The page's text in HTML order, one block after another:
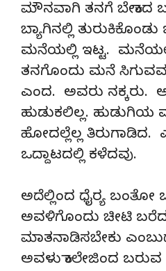
ಮೌನವಾಗಿ ತನಗೆ ಬೇಕಾದ
ಬ್ಯಾಗಿನಲ್ಲಿ
ಮನೆಯಲ್ಲಿ ಇಟ್ಟ.
ತನಗೊಂದು ಮನೆ
ಎಂದ. ಅವರು ನಕ್ಕರು.
ಹುಡುಕಲಿಲ್ಲ. ಹುಡುಗಿಯ
ಹೋದಲ್ಲೆಲ್ಲ ತಿರುಗಾಡಿದ.
ಒದ್ದಾಟದಲ್ಲಿ ಕಳೆದವು.
ಅದೆಲ್ಲಿಂದ ಧೈರ್‍ಯ ಬಂತೋ
ಅವಳಿಗೊಂದು ಚೀಟಿ
ಮಾತನಾಡಿಸಬೇಕು
ಅವಳು ಕಾಲೇಜಿಂದ